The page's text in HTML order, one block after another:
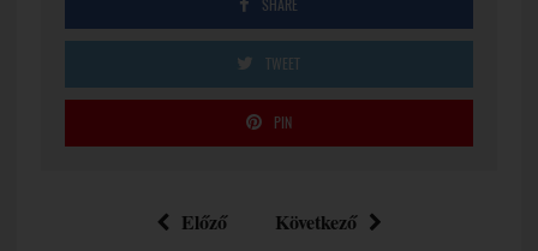
SHARE
TWEET
PIN
Előző Következő